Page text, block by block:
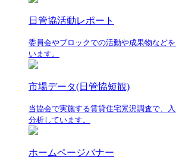
日管協活動レポート
委員会やブロックでの活動や成果物など
います。
市場データ(日管協短観)
当協会で実施する賃貸住宅景況調査で、
分析しています。
ホームページバナー